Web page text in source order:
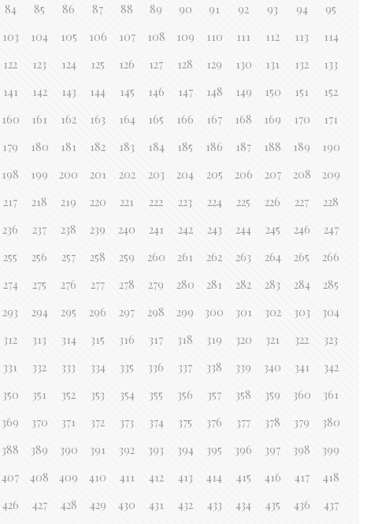
84 85 86 87 88 89 90 91 92 93 94
95
103 104 105 106 107 108 109 110 111 112 113
114
122 123 124 125 126 127 128 129 130 131 132
133
141 142 143 144 145 146 147 148 149 150 151
152
160 161 162 163 164 165 166 167 168 169 170
171
179 180 181 182 183 184 185 186 187 188 189
190
198 199 200 201 202 203 204 205 206 207 208
209
217 218 219 220 221 222 223 224 225 226 227
228
236 237 238 239 240 241 242 243 244 245 246
247
255 256 257 258 259 260 261 262 263 264 265
266
274 275 276 277 278 279 280 281 282 283 284
285
293 294 295 296 297 298 299 300 301 302 303
304
312 313 314 315 316 317 318 319 320 321 322
323
331 332 333 334 335 336 337 338 339 340 341
342
350 351 352 353 354 355 356 357 358 359 360
361
369 370 371 372 373 374 375 376 377 378 379
380
388 389 390 391 392 393 394 395 396 397 398
399
407 408 409 410 411 412 413 414 415 416 417
418
426 427 428 429 430 431 432 433 434 435 436
437